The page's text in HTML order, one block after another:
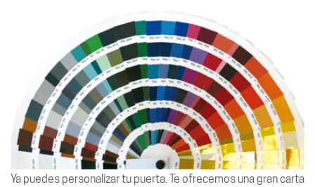
Ya puedes personalizar tu puerta. Te ofrecemos una gran carta